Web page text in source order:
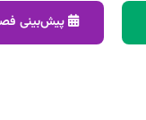
پیش‌بینی